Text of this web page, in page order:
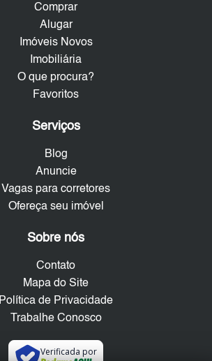
Comprar
Alugar
Imóveis Novos
Imobiliária
O que procura?
Favoritos
Serviços
Blog
Anuncie
Vagas para corretores
Ofereça seu imóvel
Sobre nós
Contato
Mapa do Site
Política de Privacidade
Trabalhe Conosco
Verificada por